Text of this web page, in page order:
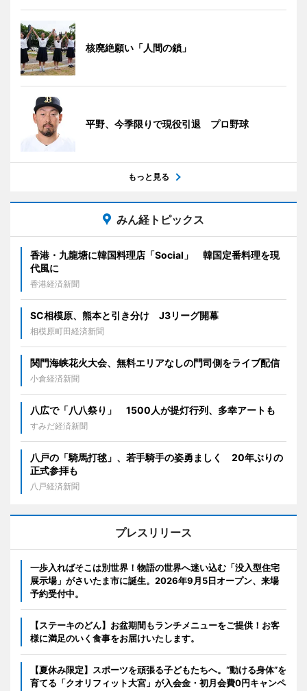
核廃絶願い「人間の鎖」
平野、今季限りで現役引退 プロ野球
もっと見る
みん経トピックス
香港・九龍塘に韓国料理店「Social」 韓国定番料理を現
代風に
香港経済新聞
SC相模原、熊本と引き分け J3リーグ開幕
相模原町田経済新聞
関門海峡花火大会、無料エリアなしの門司側をライブ配信
小倉経済新聞
八広で「八八祭り」 1500人が提灯行列、多幸アートも
すみだ経済新聞
八戸の「騎馬打毬」、若手騎手の姿勇ましく 20年ぶりの
正式参拝も
八戸経済新聞
プレスリリース
一歩入ればそこは別世界！物語の世界へ迷い込む「没入型住宅
展示場」がさいたま市に誕生。2026年9月5日オープン、来場
予約受付中。
【ステーキのどん】お盆期間もランチメニューをご提供！お客
様に満足のいく食事をお届けいたします。
【夏休み限定】スポーツを頑張る子どもたちへ。“動ける身体”を
育てる「クオリフィット大宮」が入会金・初月会費0円キャンペ